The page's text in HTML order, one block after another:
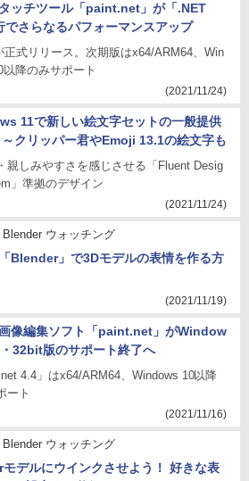
ッチツール「paint.net」が「.NET
でさらなるパフォーマンスアップ
正式リリース。次期版はx64/ARM64、Win
以降のみサポート
(2021/11/24)
11で新しい絵文字セットの一般提供
クリッパー君やEmoji 13.1の絵文字も
親しみやすさを感じさせる「Fluent Desig
」準拠のデザイン
(2021/11/24)
Blender ウォッチング
Blender」で3Dモデルの表情を作る方
(2021/11/19)
像編集ソフト「paint.net」がWindow
32bit版のサポート終了へ
4.4」はx64/ARM64、Windows 10以降
ート
(2021/11/16)
Blender ウォッチング
デルにウインクさせよう！ 好きな表